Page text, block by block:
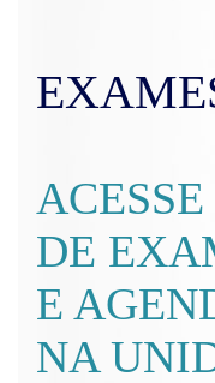
DE
E
NA